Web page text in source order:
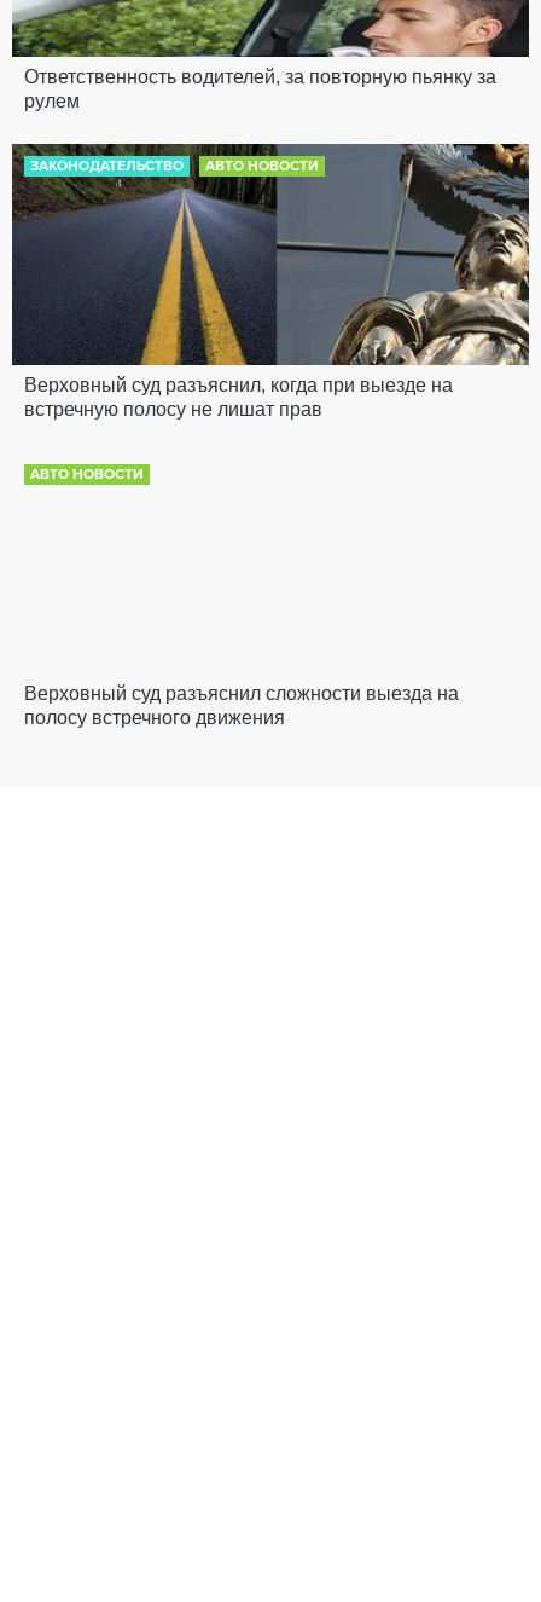
Ответственность водителей, за повторную пьянку за
рулем
ЗАКОНОДАТЕЛЬСТВО АВТО НОВОСТИ
Верховный суд разъяснил, когда при выезде на
встречную полосу не лишат прав
АВТО НОВОСТИ
Верховный суд разъяснил сложности выезда на
полосу встречного движения